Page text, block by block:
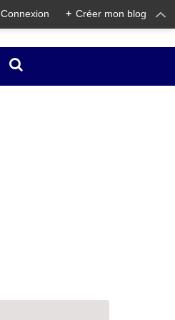
Connexion + Créer mon blog